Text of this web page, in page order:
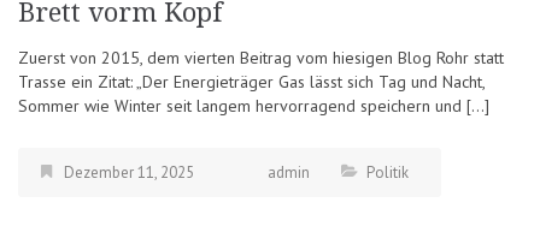
Brett vorm Kopf
Zuerst von 2015, dem vierten Beitrag vom hiesigen Blog Rohr statt
Trasse ein Zitat: „Der Energieträger Gas lässt sich Tag und Nacht,
Sommer wie Winter seit langem hervorragend speichern und […]
Dezember 11, 2025 admin Politik